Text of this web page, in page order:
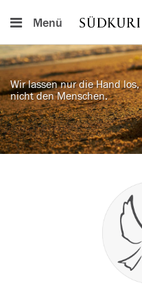
Menü
Wir lassen nur die Hand los,
nicht den Menschen.